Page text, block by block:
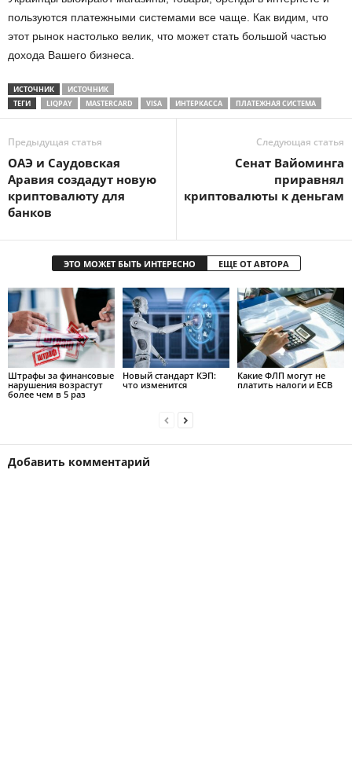
пользуются платежными системами все чаще. Как видим, что
этот рынок настолько велик, что может стать большой частью
дохода Вашего бизнеса.
ИСТОЧНИК
ИСТОЧНИК
ТЕГИ
LIQPAY MASTERCARD VISA ИНТЕРКАССА ПЛАТЕЖНАЯ СИСТЕМА
Предыдущая статья
ОАЭ и Саудовская
Аравия создадут новую
криптовалюту для
банков
Следующая статья
Сенат Вайоминга
приравнял
криптовалюты к деньгам
ЭТО МОЖЕТ БЫТЬ ИНТЕРЕСНО ЕЩЕ ОТ АВТОРА
Штрафы за финансовые
нарушения возрастут
более чем в 5 раз
Новый стандарт КЭП:
что изменится
Какие ФЛП могут не
платить налоги и ЕСВ
Добавить комментарий